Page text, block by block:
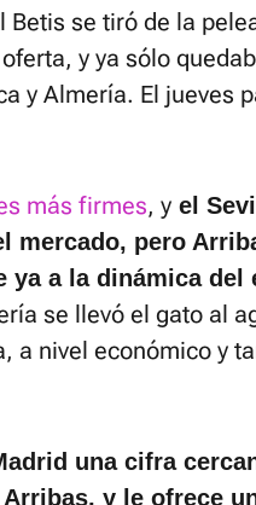
Betis se tiró de la
y ya sólo
y Almería. El jueves
más firmes, y el
mercado, pero
ya a la dinámica del
se llevó el gato al
a nivel económico y
una cifra
y le ofrece